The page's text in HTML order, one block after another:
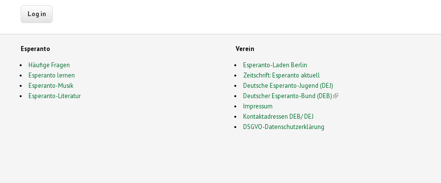
Esperanto
Häufige Fragen
Esperanto lernen
Esperanto-Musik
Esperanto-Literatur
Verein
Esperanto-Laden Berlin
Zeitschrift: Esperanto aktuell
Deutsche Esperanto-Jugend (DEJ)
Deutscher Esperanto-Bund (DEB)(link is external)
Impressum
Kontaktadressen DEB/ DEJ
DSGVO-Datenschutzerklärung